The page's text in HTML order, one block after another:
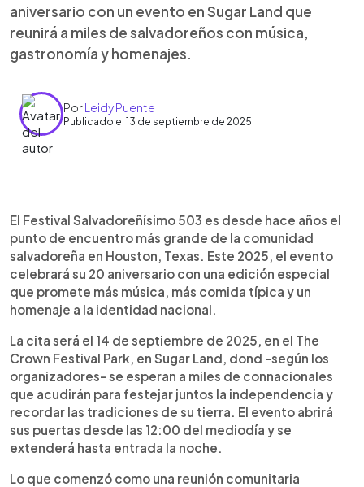
aniversario con un evento en Sugar Land que
reunirá a miles de salvadoreños con música,
gastronomía y homenajes.
PorLeidy Puente
Publicado el 13 de septiembre de 2025
► Escuchar artículo
El Festival Salvadoreñísimo 503 celebrará su 20
aniversario el 14 de septiembre de 2025 en The
Crown Festival Park, en Sugar Land, Houston. Este
evento reúne a miles de salvadoreños para
festejar la independencia con música, comedia,
desfiles y gastronomía típica. Entre los artistas
destacan Los Hermanos Flores, Los Redd,
Orquesta 503 y Grupo La Máquina, además de la
participación humorística de La Tenchis y Tía
María. El festival también contará con pupusas,
artesanías y homenajes a connacionales
destacados. Entradas en preventa desde $20 en
festival503.com, con acceso gratis para niños
menores de 10 años.
El Festival Salvadoreñísimo 503 es desde hace años el
punto de encuentro más grande de la comunidad
salvadoreña en Houston, Texas. Este 2025, el evento
celebrará su 20 aniversario con una edición especial
que promete más música, más comida típica y un
homenaje a la identidad nacional.
La cita será el 14 de septiembre de 2025, en el The
Crown Festival Park, en Sugar Land, dond -según los
organizadores- se esperan a miles de connacionales
que acudirán para festejar juntos la independencia y
recordar las tradiciones de su tierra. El evento abrirá
sus puertas desde las 12:00 del mediodía y se
extenderá hasta entrada la noche.
Lo que comenzó como una reunión comunitaria